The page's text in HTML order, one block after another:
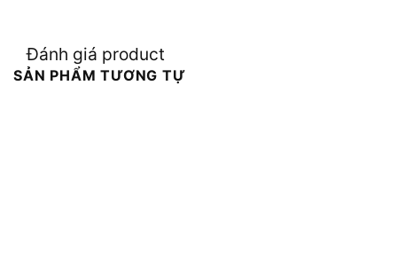
Đánh giá product
SẢN PHẨM TƯƠNG TỰ